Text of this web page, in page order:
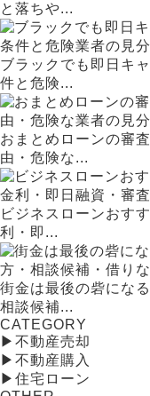
と落ちや...
ブラックでも即日キ
件と危険...
おまとめローンの審
由・危険な...
ビジネスローンおす
利・即...
街金は最後の砦にな
相談候補...
CATEGORY
▶ 不動産売却
▶ 不動産購入
▶ 住宅ローン